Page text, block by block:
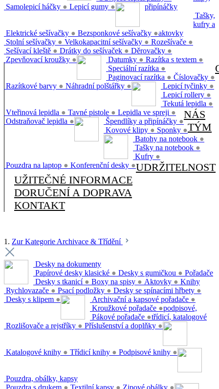
Samolepicí háčky ● Lepicí gumy ●
Elektrické sešívačky ● Bezsponkové sešívačky ●
Stolní sešívačky ● Velkokapacitní sešívačky ● Rozešívače ●
Sešívací kleště ● Drátky do sešívaček ● Děrovačky ●
Zpevňovací kroužky ● Datumky ● Razítka s textem ●
Speciální razítka ●
Paginovací razítka ● Číslovačky ●
Razítkové barvy ● Náhradní polštářky ● Lepicí tyčinky ●
Lepicí rollery ●
Tekutá lepidla ●
Vteřinová lepidla ● Tavné pistole ● Lepidla ve spreji ●
Odstraňovač lepidla ●
připínáčky
Špendlíky a připínáčky ●
Kovové klipy ● Sponky ●
Tašky,
kufry a
aktovky
Batohy na notebook ●
Tašky na notebook ●
Kufry ●
Pouzdra na laptop ● Konferenční desky ●
NÁS
TÝM
UDRŽITELNOST
UŽITEČNÉ INFORMACE
DORUČENÍ A DOPRAVA
KONTAKT
1. Zur Kategorie Archivace & Třídění
Desky na dokumenty
Papírové desky klasické ● Desky s gumičkou ●
Desky s tkanicí ● Boxy na spisy ● Aktovky ●
Rychlovazače ● Psací podložky ● Desky se spínacími hřbety ●
Desky s klipem ●
Pořadače
Archivační a kapsové pořadače ●
Kroužkové pořadače ●
Pákové pořadače ●
Rozlišovače a rejstříky ● Příslušenství a doplňky ●
Knihy
podpisové,
třídicí, katalogové
Katalogové knihy ● Třídicí knihy ● Podpisové knihy ●
Pouzdra, obálky, kapsy
Pouzdra s drukem ● Textilní kapsy ● Zipové obálky ●